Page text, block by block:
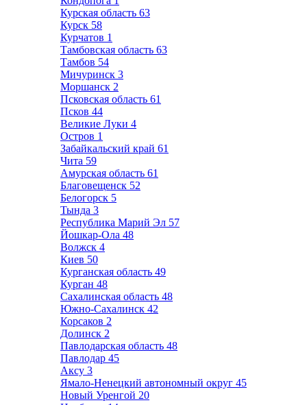
Курская область 63
Курск 58
Курчатов 1
Тамбовская область 63
Тамбов 54
Мичуринск 3
Моршанск 2
Псковская область 61
Псков 44
Великие Луки 4
Остров 1
Забайкальский край 61
Чита 59
Амурская область 61
Благовещенск 52
Белогорск 5
Тында 3
Республика Марий Эл 57
Йошкар-Ола 48
Волжск 4
Киев 50
Курганская область 49
Курган 48
Сахалинская область 48
Южно-Сахалинск 42
Корсаков 2
Долинск 2
Павлодарская область 48
Павлодар 45
Аксу 3
Ямало-Ненецкий автономный округ 45
Новый Уренгой 20